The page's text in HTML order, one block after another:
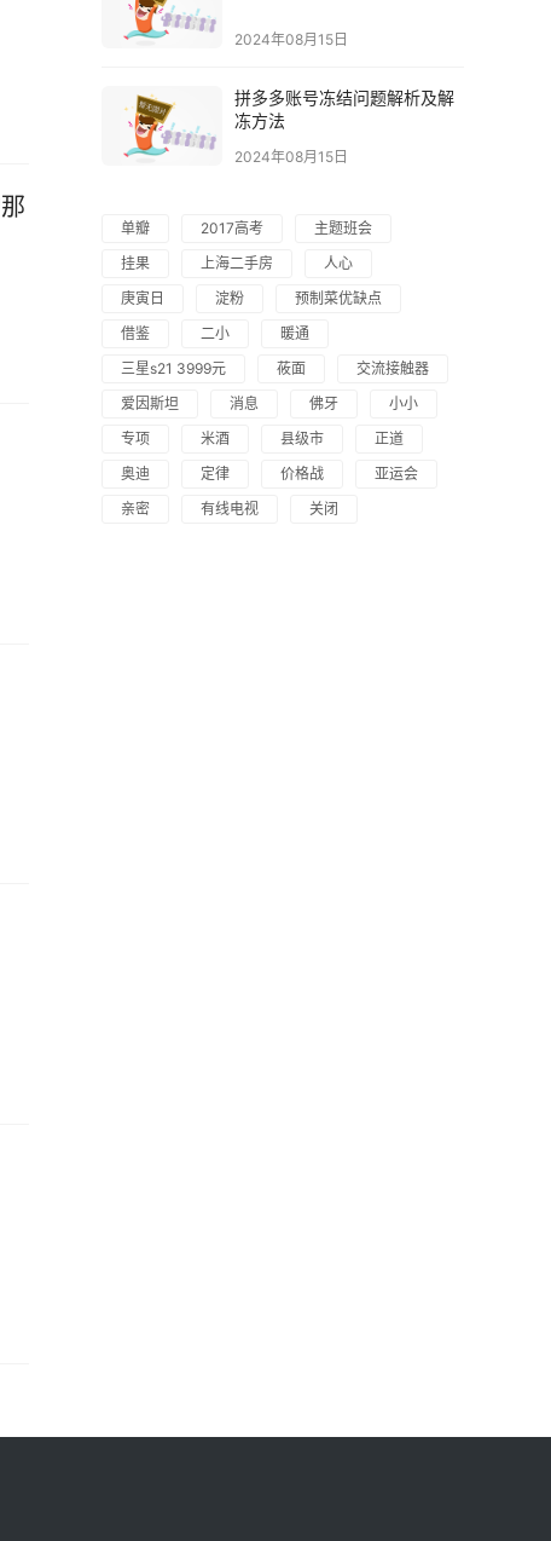
2024年08月15日
拼多多账号冻结问题解析及解
冻方法
2024年08月15日
单瓣 2017高考
主题班会
挂果
上海二手房
人心
庚寅日
淀粉
预制菜优缺点
借鉴
二小
暖通
三星s21 3999元
莜面
交流接触器
爱因斯坦
消息 佛牙
小小
专项
米酒 县级市
正道
奥迪
定律 价格战
亚运会
亲密
有线电视 关闭